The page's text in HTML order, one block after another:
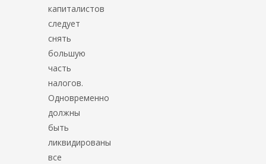
капиталистов
следует
снять
большую
часть
налогов.
Одновременно
должны
быть
ликвидированы
все